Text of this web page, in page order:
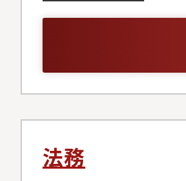
焼
す
キャ
観、
中途
務
チ
等の
ビュ
とす
ある
法務